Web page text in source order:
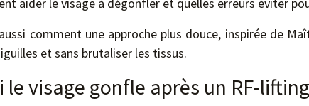
comment une approche plus douce, inspirée de
et sans brutaliser les tissus.
le visage gonfle après un RF-